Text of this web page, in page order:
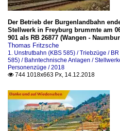
Der Betrieb der Burgenlandbahn
Stellwerk in Freyburg brummte am
901 als RB 26877 (Wangen -
Thomas Fritzsche
1. Unstrutbahn (KBS 585) / Triebzüge /
585) / Bahntechnische Anlagen /
Personenzüge / 2018
 744 1018x663 Px, 14.12.2018